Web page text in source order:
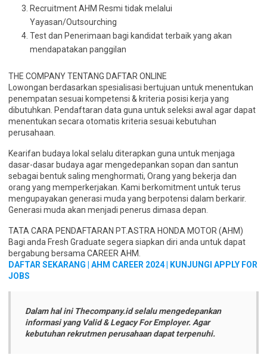
Recruitment AHM Resmi tidak melalui
Yayasan/Outsourching
Test dan Penerimaan bagi kandidat terbaik yang akan
mendapatakan panggilan
THE COMPANY TENTANG DAFTAR ONLINE
Lowongan berdasarkan spesialisasi bertujuan untuk menentukan
penempatan sesuai kompetensi & kriteria posisi kerja yang
dibutuhkan. Pendaftaran data guna untuk seleksi awal agar dapat
menentukan secara otomatis kriteria sesuai kebutuhan
perusahaan.
Kearifan budaya lokal selalu diterapkan guna untuk menjaga
dasar-dasar budaya agar mengedepankan sopan dan santun
sebagai bentuk saling menghormati, Orang yang bekerja dan
orang yang memperkerjakan. Kami berkomitment untuk terus
mengupayakan generasi muda yang berpotensi dalam berkarir.
Generasi muda akan menjadi penerus dimasa depan.
TATA CARA PENDAFTARAN PT.ASTRA HONDA MOTOR (AHM)
Bagi anda Fresh Graduate segera siapkan diri anda untuk dapat
bergabung bersama CAREER AHM.
DAFTAR SEKARANG | AHM CAREER 2024 | KUNJUNGI APPLY FOR
JOBS
Dalam hal ini Thecompany.id selalu mengedepankan
informasi yang Valid & Legacy For Employer. Agar
kebutuhan rekrutmen perusahaan dapat terpenuhi.